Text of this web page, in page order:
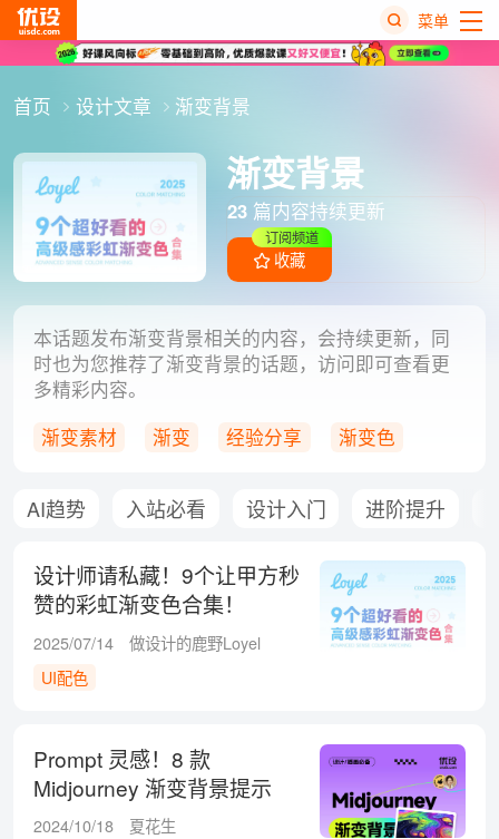
菜单
首页 设计文章 渐变背景
渐变背景
23 篇内容持续更新
收藏
订阅频道
本话题发布渐变背景相关的内容，会持续更新，同
时也为您推荐了渐变背景的话题，访问即可查看更
多精彩内容。
渐变素材
渐变 经验分享
渐变色
AI趋势 入站必看 设计入门 进阶提升
设计师请私藏！9个让甲方秒
赞的彩虹渐变色合集！
2025/07/14
做设计的鹿野Loyel
UI配色
Prompt 灵感！8 款
Midjourney 渐变背景提示
词！
2024/10/18
夏花生